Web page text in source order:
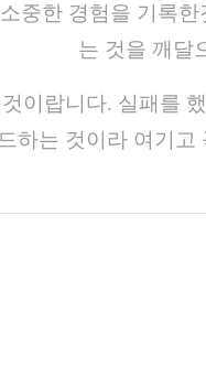
중한 경험을 기록
는 것을 깨달
이랍니다. 실패를
드하는 것이라 여기고